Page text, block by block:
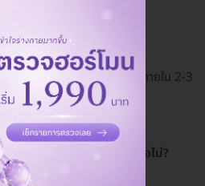
ารฉีดวัคซีนเป็นอย่างไร?
ที่เกิดขึ้นส่วนใหญ่จะหายได้เองภายใน 2-3
ารฉีดวัคซีนจำเป็นต้องมีหรือไม่?